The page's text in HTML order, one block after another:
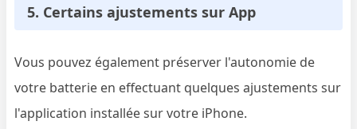
5. Certains ajustements sur App
Vous pouvez également préserver l'autonomie de
votre batterie en effectuant quelques ajustements sur
l'application installée sur votre iPhone.